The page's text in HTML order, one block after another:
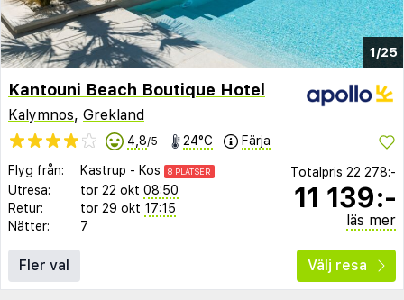
1/25
Kantouni Beach Boutique Hotel
Kalymnos, Grekland
4,8/5 24°C Färja
Flyg från: Kastrup - Kos 8 PLATSER
Utresa: tor 22 okt 08:50
Retur:
tor 29 okt 17:15
Nätter:
7
Totalpris 22 278:-
11 139:-
läs mer
Fler val Välj resa